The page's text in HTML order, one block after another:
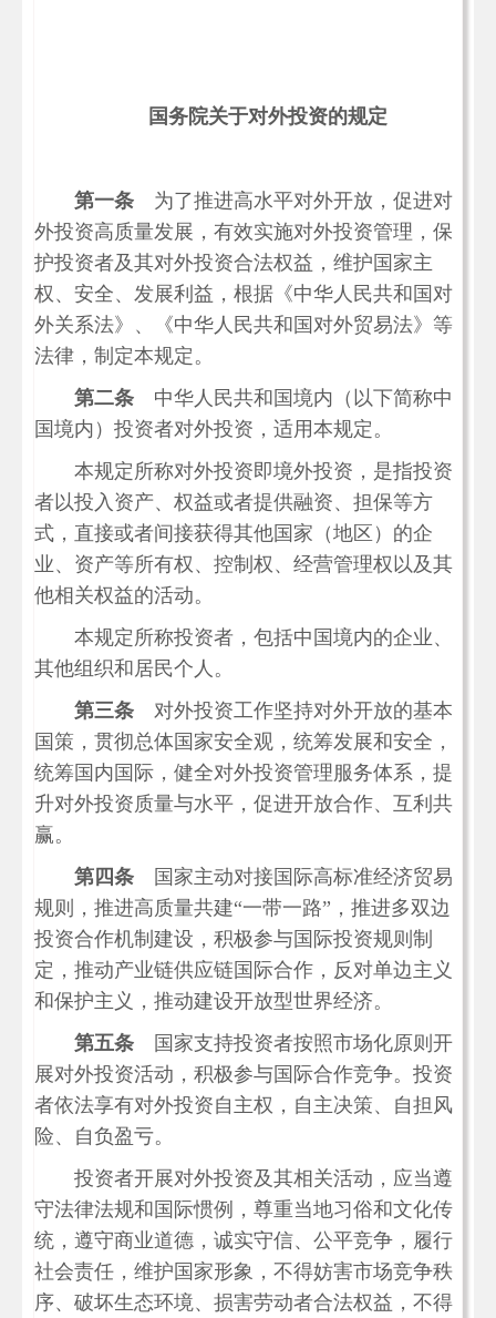
国务院关于对外投资的规定
第一条 为了推进高水平对外开放，促进对
外投资高质量发展，有效实施对外投资管理，保
护投资者及其对外投资合法权益，维护国家主
权、安全、发展利益，根据《中华人民共和国对
外关系法》、《中华人民共和国对外贸易法》等
法律，制定本规定。
第二条 中华人民共和国境内（以下简称中
国境内）投资者对外投资，适用本规定。
本规定所称对外投资即境外投资，是指投资
者以投入资产、权益或者提供融资、担保等方
式，直接或者间接获得其他国家（地区）的企
业、资产等所有权、控制权、经营管理权以及其
他相关权益的活动。
本规定所称投资者，包括中国境内的企业、
其他组织和居民个人。
第三条 对外投资工作坚持对外开放的基本
国策，贯彻总体国家安全观，统筹发展和安全，
统筹国内国际，健全对外投资管理服务体系，提
升对外投资质量与水平，促进开放合作、互利共
赢。
第四条 国家主动对接国际高标准经济贸易
规则，推进高质量共建“一带一路”，推进多双边
投资合作机制建设，积极参与国际投资规则制
定，推动产业链供应链国际合作，反对单边主义
和保护主义，推动建设开放型世界经济。
第五条 国家支持投资者按照市场化原则开
展对外投资活动，积极参与国际合作竞争。投资
者依法享有对外投资自主权，自主决策、自担风
险、自负盈亏。
投资者开展对外投资及其相关活动，应当遵
守法律法规和国际惯例，尊重当地习俗和文化传
统，遵守商业道德，诚实守信、公平竞争，履行
社会责任，维护国家形象，不得妨害市场竞争秩
序、破坏生态环境、损害劳动者合法权益，不得